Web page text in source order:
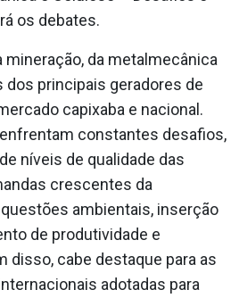
os debates.
mineração, da metalmecânica
dos principais geradores de
capixaba e nacional.
constantes desafios,
níveis de qualidade das
crescentes da
ambientais, inserção
de produtividade e
disso, cabe destaque para as
adotadas para